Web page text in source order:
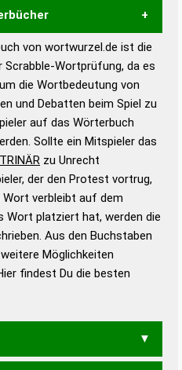
semantischen
Anhaltspunkte zu
und Wortform, um die
Scrabble-Spiel zu
Scrabble-
– Standardwerk in 12 Bänden
– Richtiges und gutes
– Die deutsche Grammatik
– Deutsches
von wortwurzel.de ist die
Wortprüfung, da es
die Wortbedeutung von
und Debatten beim Spiel zu
auf das Wörterbuch
Sollte ein Mitspieler das
TRINÄR zu Unrecht
der den Protest vortrug,
Wort verbleibt auf dem
Wort platziert hat, werden die
Aus den Buchstaben
Möglichkeiten
findest Du die besten